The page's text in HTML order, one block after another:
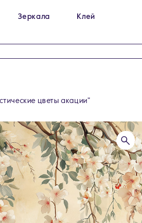
Зеркала Клей
цветы акации"